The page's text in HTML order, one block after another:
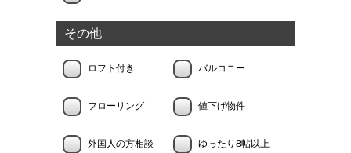
その他
ロフト付き バルコニー
フローリング 値下げ物件
外国人の方相談 ゆったり8帖以上